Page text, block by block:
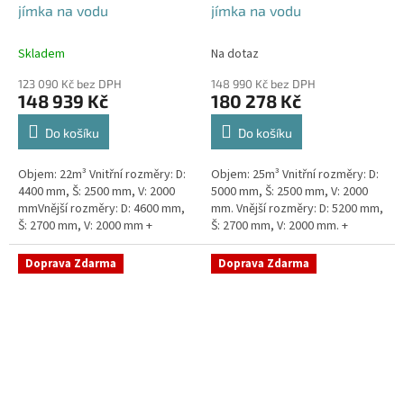
jímka na vodu
Skladem
123 090 Kč bez DPH
148 939 Kč
Do košíku
Objem: 22m³ Vnitřní rozměry: D:
4400 mm, Š: 2500 mm, V: 2000
mmVnější rozměry: D: 4600 mm,
Š: 2700 mm, V: 2000 mm +
komínek Běžná doba dodání 2-3
týdny od objednávky. Kvalitní,...
jímka na vodu
Na dotaz
148 990 Kč bez DPH
180 278 Kč
Do košíku
Objem: 25m³ Vnitřní rozměry: D:
5000 mm, Š: 2500 mm, V: 2000
mm. Vnější rozměry: D: 5200 mm,
Š: 2700 mm, V: 2000 mm. +
komínek Kvalitní, pevná jímka
bez potřeby...
Doprava Zdarma Doprava Zdarma